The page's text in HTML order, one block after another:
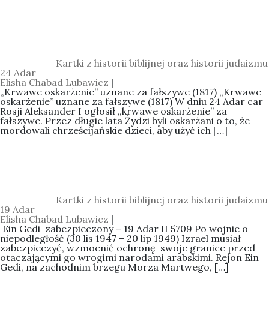
Kartki z historii biblijnej oraz historii judaizmu
24 Adar
Elisha Chabad Lubawicz |
„Krwawe oskarżenie” uznane za fałszywe (1817) „Krwawe
oskarżenie” uznane za fałszywe (1817) W dniu 24 Adar car
Rosji Aleksander I ogłosił „krwawe oskarżenie” za
fałszywe. Przez długie lata Żydzi byli oskarżani o to, że
mordowali chrześcijańskie dzieci, aby użyć ich […]
Kartki z historii biblijnej oraz historii judaizmu
19 Adar
Elisha Chabad Lubawicz |
Ein Gedi zabezpieczony – 19 Adar II 5709 Po wojnie o
niepodległość (30 lis 1947 – 20 lip 1949) Izrael musiał
zabezpieczyć, wzmocnić ochronę swoje granice przed
otaczającymi go wrogimi narodami arabskimi. Rejon Ein
Gedi, na zachodnim brzegu Morza Martwego, […]